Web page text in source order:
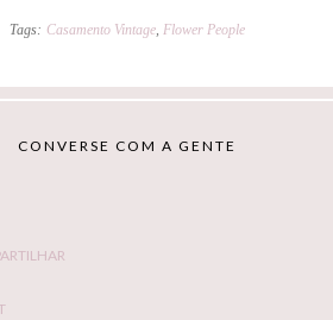
Tags: Casamento Vintage, Flower People
CONVERSE COM A GENTE